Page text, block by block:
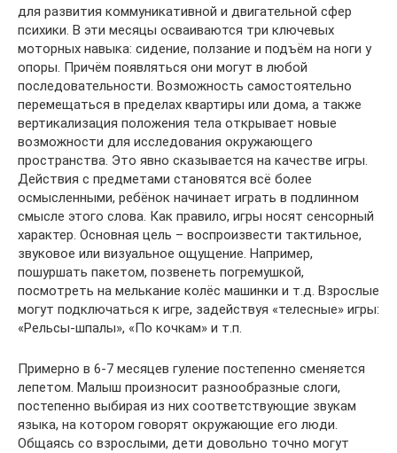
для развития коммуникативной и двигательной сфер
психики. В эти месяцы осваиваются три ключевых
моторных навыка: сидение, ползание и подъём на ноги у
опоры. Причём появляться они могут в любой
последовательности. Возможность самостоятельно
перемещаться в пределах квартиры или дома, а также
вертикализация положения тела открывает новые
возможности для исследования окружающего
пространства. Это явно сказывается на качестве игры.
Действия с предметами становятся всё более
осмысленными, ребёнок начинает играть в подлинном
смысле этого слова. Как правило, игры носят сенсорный
характер. Основная цель – воспроизвести тактильное,
звуковое или визуальное ощущение. Например,
пошуршать пакетом, позвенеть погремушкой,
посмотреть на мелькание колёс машинки и т.д. Взрослые
могут подключаться к игре, задействуя «телесные» игры:
«Рельсы-шпалы», «По кочкам» и т.п.
Примерно в 6-7 месяцев гуление постепенно сменяется
лепетом. Малыш произносит разнообразные слоги,
постепенно выбирая из них соответствующие звукам
языка, на котором говорят окружающие его люди.
Общаясь со взрослыми, дети довольно точно могут